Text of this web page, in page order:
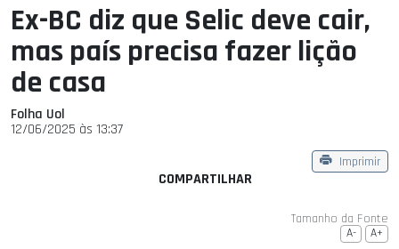
Ex-BC diz que Selic deve cair,
mas país precisa fazer lição
de casa
Folha Uol
12/06/2025 às 13:37
Imprimir
COMPARTILHAR
Tamanho da Fonte
A- A+